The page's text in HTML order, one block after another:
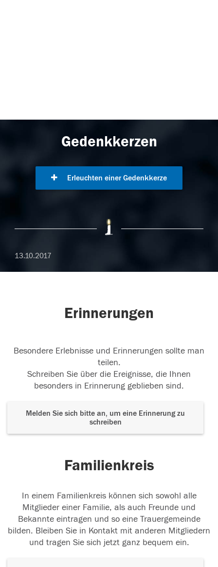
Gedenkkerzen
Erleuchten einer Gedenkkerze
13.10.2017
Erinnerungen
Besondere Erlebnisse und Erinnerungen sollte man
teilen.
Schreiben Sie über die Ereignisse, die Ihnen
besonders in Erinnerung geblieben sind.
Melden Sie sich bitte an, um eine Erinnerung zu
schreiben
Familienkreis
In einem Familienkreis können sich sowohl alle
Mitglieder einer Familie, als auch Freunde und
Bekannte eintragen und so eine Trauergemeinde
bilden. Bleiben Sie in Kontakt mit anderen Mitgliedern
und tragen Sie sich jetzt ganz bequem ein.